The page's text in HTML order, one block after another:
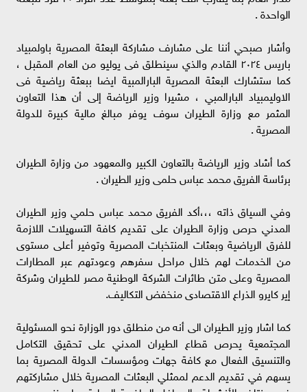
الواحدة .
وأشار صبحي أننا على مشارف مشاركة البعثة المصرية باولمبياد
باريس ٢٠٢٤ القادم والذي سينطلق فى يوليو من العام المقبل ،
كما ستشارك البعثة المصرية البارالمبية ايضا ببعثة رياضية فى
الاوليمبياد البارالمبي ، مشيرا وزير الرياضة إلى أن هذا التعاون
المثمر مع وزارة الطيران سوف يوفر مبالغ مالية كبيرة للدولة
المصرية .
كما أشاد وزير الرياضة بالتعاون الكبير والمعهود من وزارة الطيران
برئاسة الفريق محمد عباس حلمى وزير الطيران .
وفي السياق ذاته ،،،أكد الفريق محمد عباس حلمي وزير الطيران
المدني حرص وزارة الطيران على تقديم كافة التسهيلات اللازمة
للفرق الرياضية وبعثات المنتخبات المصرية وتوفير أعلى مستوى
من الخدمات لهم خلال مراحل سفرهم وعودتهم عبر المطارات
المصرية وعلى متن طائرات الشركة الوطنية مصر للطيران وشركة
إير كايرو الذراع الاقتصادى منخفض التكاليف.
كما اشار وزير الطيران الى أنه من منطلق دور الوزارة نحو المسئولية
المجتمعية يحرص قطاع الطيران المدني على تحقيق التكامل
والتنسيق الفعال مع كافة جهات ومؤسسات الدولة المصرية بما
يسهم في تقديم الدعم لممثلي البعثات المصرية خلال مشاركتهم